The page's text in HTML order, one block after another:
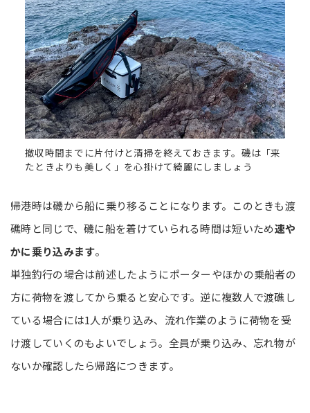
撤収時間までに片付けと清掃を終えておきます。磯は「来
たときよりも美しく」を心掛けて綺麗にしましょう
帰港時は磯から船に乗り移ることになります。このときも渡
礁時と同じで、磯に船を着けていられる時間は短いため速や
かに乗り込みます。
単独釣行の場合は前述したようにポーターやほかの乗船者の
方に荷物を渡してから乗ると安心です。逆に複数人で渡礁し
ている場合には1人が乗り込み、流れ作業のように荷物を受
け渡していくのもよいでしょう。全員が乗り込み、忘れ物が
ないか確認したら帰路につきます。